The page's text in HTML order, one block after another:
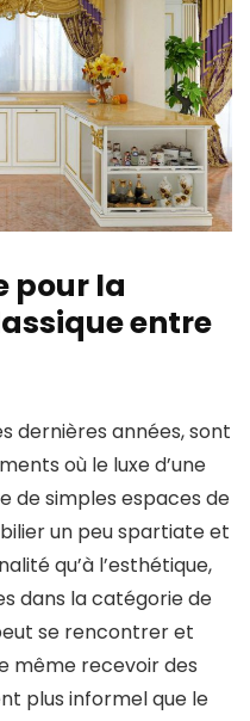
pour la
entre
dernières années, sont
où le luxe d’une
de simples espaces de
un peu spartiate et
qu’à l’esthétique,
dans la catégorie de
se rencontrer et
même recevoir des
plus informel que le